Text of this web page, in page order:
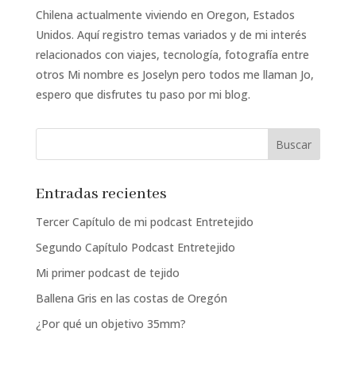
Chilena actualmente viviendo en Oregon, Estados
Unidos. Aquí registro temas variados y de mi interés
relacionados con viajes, tecnología, fotografía entre
otros Mi nombre es Joselyn pero todos me llaman Jo,
espero que disfrutes tu paso por mi blog.
Entradas recientes
Tercer Capítulo de mi podcast Entretejido
Segundo Capítulo Podcast Entretejido
Mi primer podcast de tejido
Ballena Gris en las costas de Oregón
¿Por qué un objetivo 35mm?